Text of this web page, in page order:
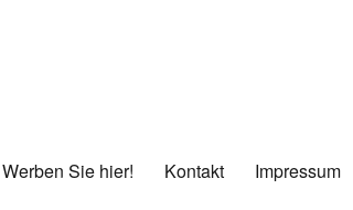
Werben Sie hier! Kontakt Impressum